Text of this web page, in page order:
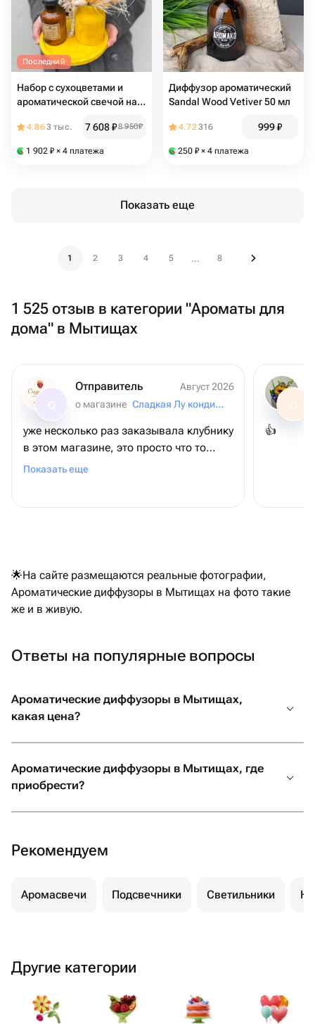
Последний
Набор с сухоцветами и
ароматической свечой на
4.863 тыс. 7 608₽8 950₽
1 902 ₽ × 4 платежа
Диффузор ароматический
Sandal Wood Vetiver 50 мл
4.72316 999₽
250 ₽ × 4 платежа
Показать еще
1 2 3 4 5 ... 8
1 525 отзыв в категории "Ароматы для
дома" в Мытищах
Отправитель
Август 2026
о магазине
Сладкая Лу кондитерский дом
уже несколько раз заказывала клубнику
в этом магазине, это просто что то
невероятное, всегда безумно вкусная и
Показать еще
О
👍
🌟На сайте размещаются реальные фотографии,
Ароматические диффузоры в Мытищах на фото такие
же и в живую.
Ответы на популярные вопросы
Ароматические диффузоры в Мытищах,
какая цена?
Ароматические диффузоры в Мытищах, где
приобрести?
Рекомендуем
Аромасвечи Подсвечники Светильники
Другие категории